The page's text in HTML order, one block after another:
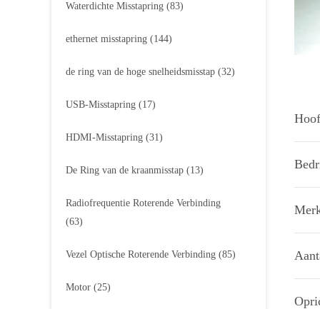
Waterdichte Misstapring (83)
ethernet misstapring (144)
de ring van de hoge snelheidsmisstap (32)
USB-Misstapring (17)
HDMI-Misstapring (31)
De Ring van de kraanmisstap (13)
Radiofrequentie Roterende Verbinding
(63)
Vezel Optische Roterende Verbinding (85)
Motor (25)